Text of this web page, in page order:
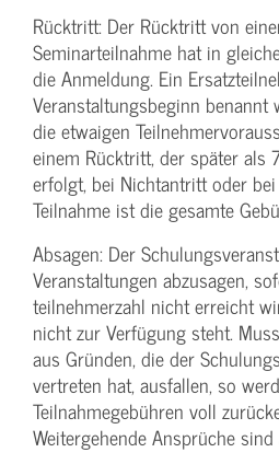
Rücktritt: Der Rücktritt von
Seminarteilnahme hat in
die Anmeldung. Ein
Veranstaltungs­beginn benannt
die etwaigen
einem Rücktritt, der später als
erfolgt, bei Nichtantritt oder
Teilnahme ist die gesamte
Absagen: Der
Veranstaltungen abzusagen,
teilnehmerzahl nicht erreicht
nicht zur Verfügung steht.
aus Gründen, die der
vertreten hat, ausfallen, so
Teilnahme­gebühren voll
Weitergehende Ansprüche